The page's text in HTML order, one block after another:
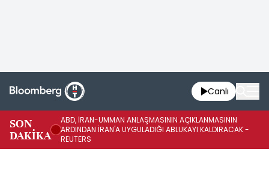
Canlı
SON
DAKİKA
ABD, İRAN-UMMAN ANLAŞMASININ AÇIKLANMASININ
ARDINDAN İRAN'A UYGULADIĞI ABLUKAYI KALDIRACAK -
REUTERS